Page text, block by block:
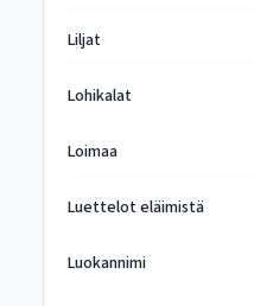
Liljat
Lohikalat
Loimaa
Luettelot eläimistä
Luokannimi